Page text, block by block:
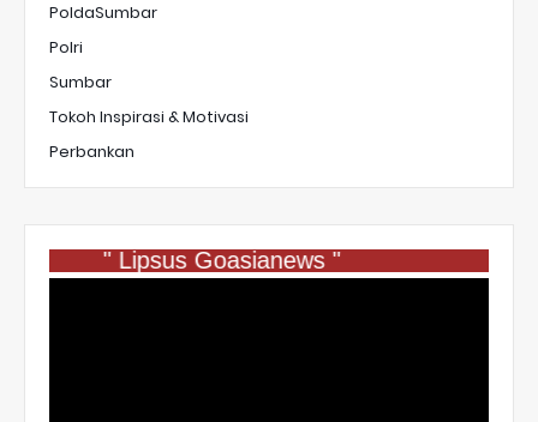
PoldaSumbar
Polri
Sumbar
Tokoh Inspirasi & Motivasi
Perbankan
" Lipsus Goasianews "